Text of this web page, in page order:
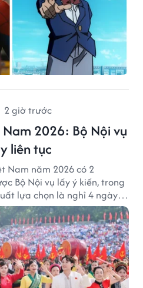
2 giờ trước
2026: Bộ Nội vụ
liên tục
Nam năm 2026 có 2
Bộ Nội vụ lấy ý kiến, trong
lựa chọn là nghỉ 4 ngày
đồng thời hoán đổi 1 ngày
11).